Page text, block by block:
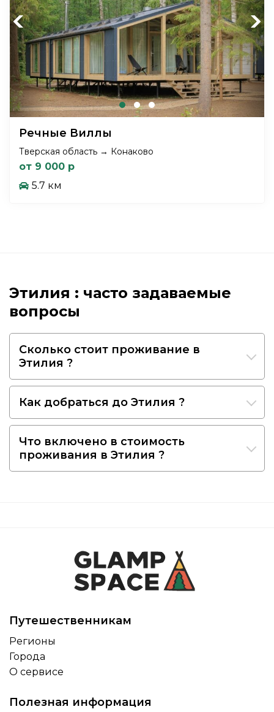
Previous Next
Речные Виллы
Тверская область → Конаково
от 9 000 р
5.7 км
Этилия : часто задаваемые
вопросы
Сколько стоит проживание в
Этилия ?
Как добраться до Этилия ?
Что включено в стоимость
проживания в Этилия ?
Путешественникам
Регионы
Города
О сервисе
Полезная информация